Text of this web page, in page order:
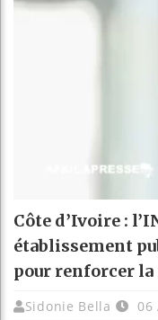
Côte d’Ivoire :
établissement
pour renforcer
Sidonie Bella 06